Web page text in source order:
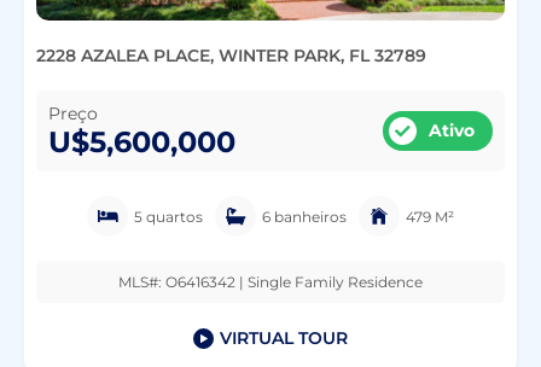
2228 AZALEA PLACE, WINTER PARK, FL 32789
Preço
U$5,600,000 Ativo
5 quartos 6 banheiros 479 M²
MLS#: O6416342 | Single Family Residence
VIRTUAL TOUR